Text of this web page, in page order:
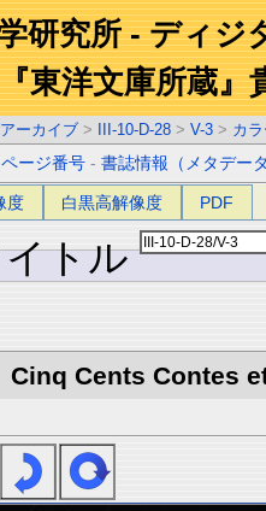
研究所 - ディジ
『東洋文庫所蔵』
ーカイブ > III-10-D-28 > V-3 > カ
ページ番号 -書誌情報（メタデー
度 白黒高解像度 PDF
トル
Cinq Cents Contes